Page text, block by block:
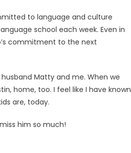
to language and culture
school each week. Even in
commitment to the next
Matty and me. When we
home, too. I feel like I have known
are, today.
him so much!
圣路易时报广告